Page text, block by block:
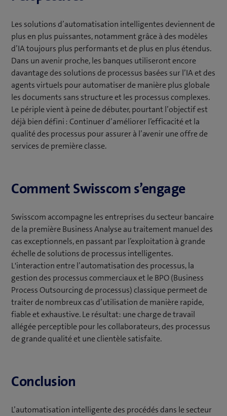
Les solutions d’automatisation intelligentes deviennent de
plus en plus puissantes, notamment grâce à des modèles
d’IA toujours plus performants et de plus en plus étendus.
Dans un avenir proche, les banques utiliseront encore
davantage des solutions de processus basées sur l’IA et des
agents virtuels pour automatiser de manière plus globale
les documents sans structure et les processus complexes.
Le périple vient à peine de débuter, pourtant l’objectif est
déjà bien défini : Continuer d’améliorer l’efficacité et la
qualité des processus pour assurer à l’avenir une offre de
services de première classe.
Comment Swisscom s’engage
Swisscom accompagne les entreprises du secteur bancaire
de la première Business Analyse au traitement manuel des
cas exceptionnels, en passant par l’exploitation à grande
échelle de solutions de processus intelligentes.
L'interaction entre l’automatisation des processus, la
gestion des processus commerciaux et le BPO (Business
Process Outsourcing de processus) classique permeet de
traiter de nombreux cas d’utilisation de manière rapide,
fiable et exhaustive. Le résultat: une charge de travail
allégée perceptible pour les collaborateurs, des processus
de grande qualité et une clientèle satisfaite.
Conclusion
L’automatisation intelligente des procédés dans le secteur